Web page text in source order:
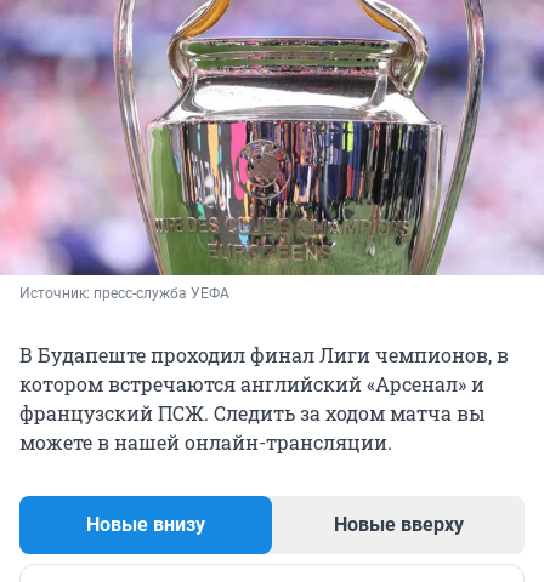
Источник: пресс-служба УЕФА
В Будапеште проходил финал Лиги чемпионов, в
котором встречаются английский «Арсенал» и
французский ПСЖ. Следить за ходом матча вы
можете в нашей онлайн-трансляции.
Новые внизу Новые вверху